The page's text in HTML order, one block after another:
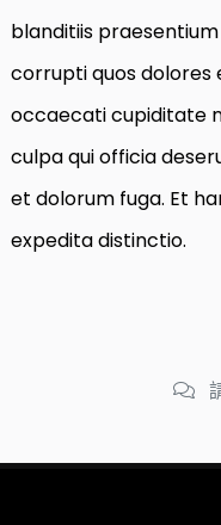
blanditiis
corrupti quos dolores
occaecati cupiditate
culpa qui officia
et dolorum fuga. Et
expedita distinctio.